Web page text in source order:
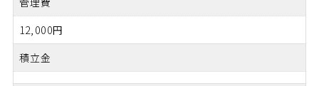
12,000円
積立金